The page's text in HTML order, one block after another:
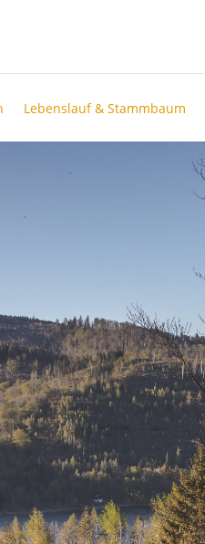
Lebenslauf & Stammbaum